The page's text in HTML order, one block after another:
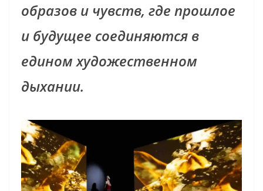
образов и чувств, где прошлое
и будущее соединяются в
едином художественном
дыхании.